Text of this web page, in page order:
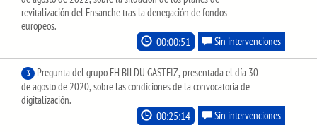
revitalización del Ensanche tras la denegación de fondos
europeos.
00:00:51 Sin intervenciones
3
Pregunta del grupo EH BILDU GASTEIZ, presentada el día 30
de agosto de 2020, sobre las condiciones de la convocatoria de
digitalización.
00:25:14 Sin intervenciones